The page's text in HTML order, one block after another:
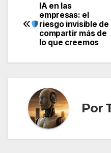
Navegación
de
entradas
IA en las
empresas: el
riesgo invisible de
compartir más de
lo que creemos
Por